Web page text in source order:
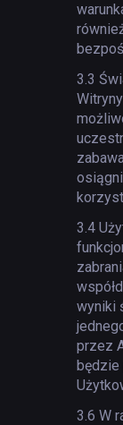
3.3
3.4
wyniki
przez
będzie
3.6 W